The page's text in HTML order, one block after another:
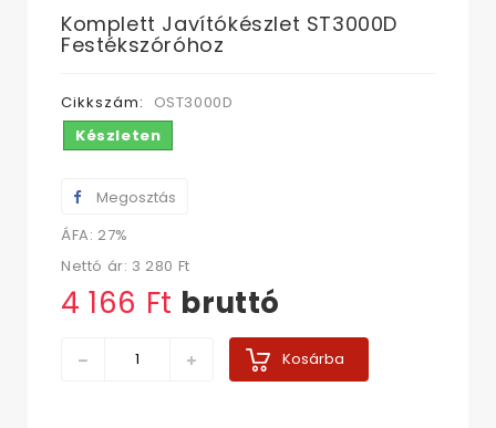
Komplett Javítókészlet ST3000D
Festékszóróhoz
Cikkszám:
OST3000D
Készleten
Megosztás
ÁFA: 27%
Nettó ár: 3 280 Ft‎
4 166 Ft‎ bruttó
Kosárba